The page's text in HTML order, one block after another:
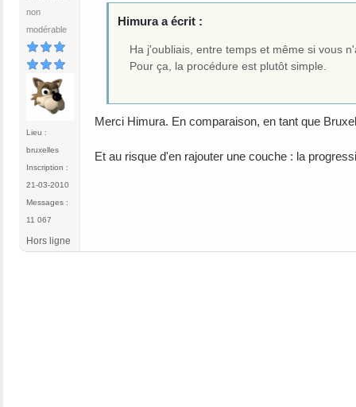
non
modérable
Lieu :
bruxelles
Inscription :
21-03-2010
Messages :
11 067
Himura a écrit :
Ha j'oubliais, entre temps et même si vous
Pour ça, la procédure est plutôt simple.
Merci Himura. En comparaison, en tant que
Et au risque d'en rajouter une couche : la
Hors ligne